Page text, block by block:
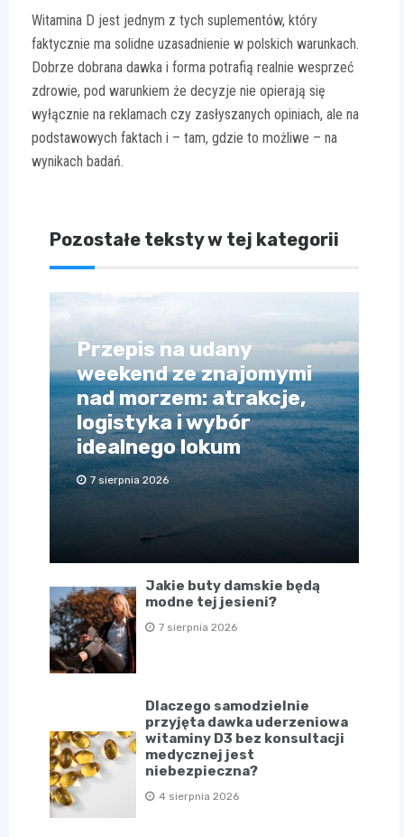
Witamina D jest jednym z tych suplementów, który
faktycznie ma solidne uzasadnienie w polskich warunkach.
Dobrze dobrana dawka i forma potrafią realnie wesprzeć
zdrowie, pod warunkiem że decyzje nie opierają się
wyłącznie na reklamach czy zasłyszanych opiniach, ale na
podstawowych faktach i – tam, gdzie to możliwe – na
wynikach badań.
Pozostałe teksty w tej kategorii
Przepis na udany
weekend ze znajomymi
nad morzem: atrakcje,
logistyka i wybór
idealnego lokum
7 sierpnia 2026
Jakie buty damskie będą
modne tej jesieni?
7 sierpnia 2026
Dlaczego samodzielnie
przyjęta dawka uderzeniowa
witaminy D3 bez konsultacji
medycznej jest
niebezpieczna?
4 sierpnia 2026